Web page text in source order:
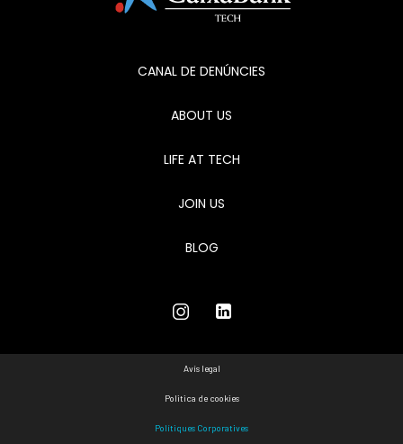
CANAL DE DENÚNCIES
ABOUT US
LIFE AT TECH
JOIN US
BLOG
Avís legal
Politica de cookies
Polítiques Corporatives